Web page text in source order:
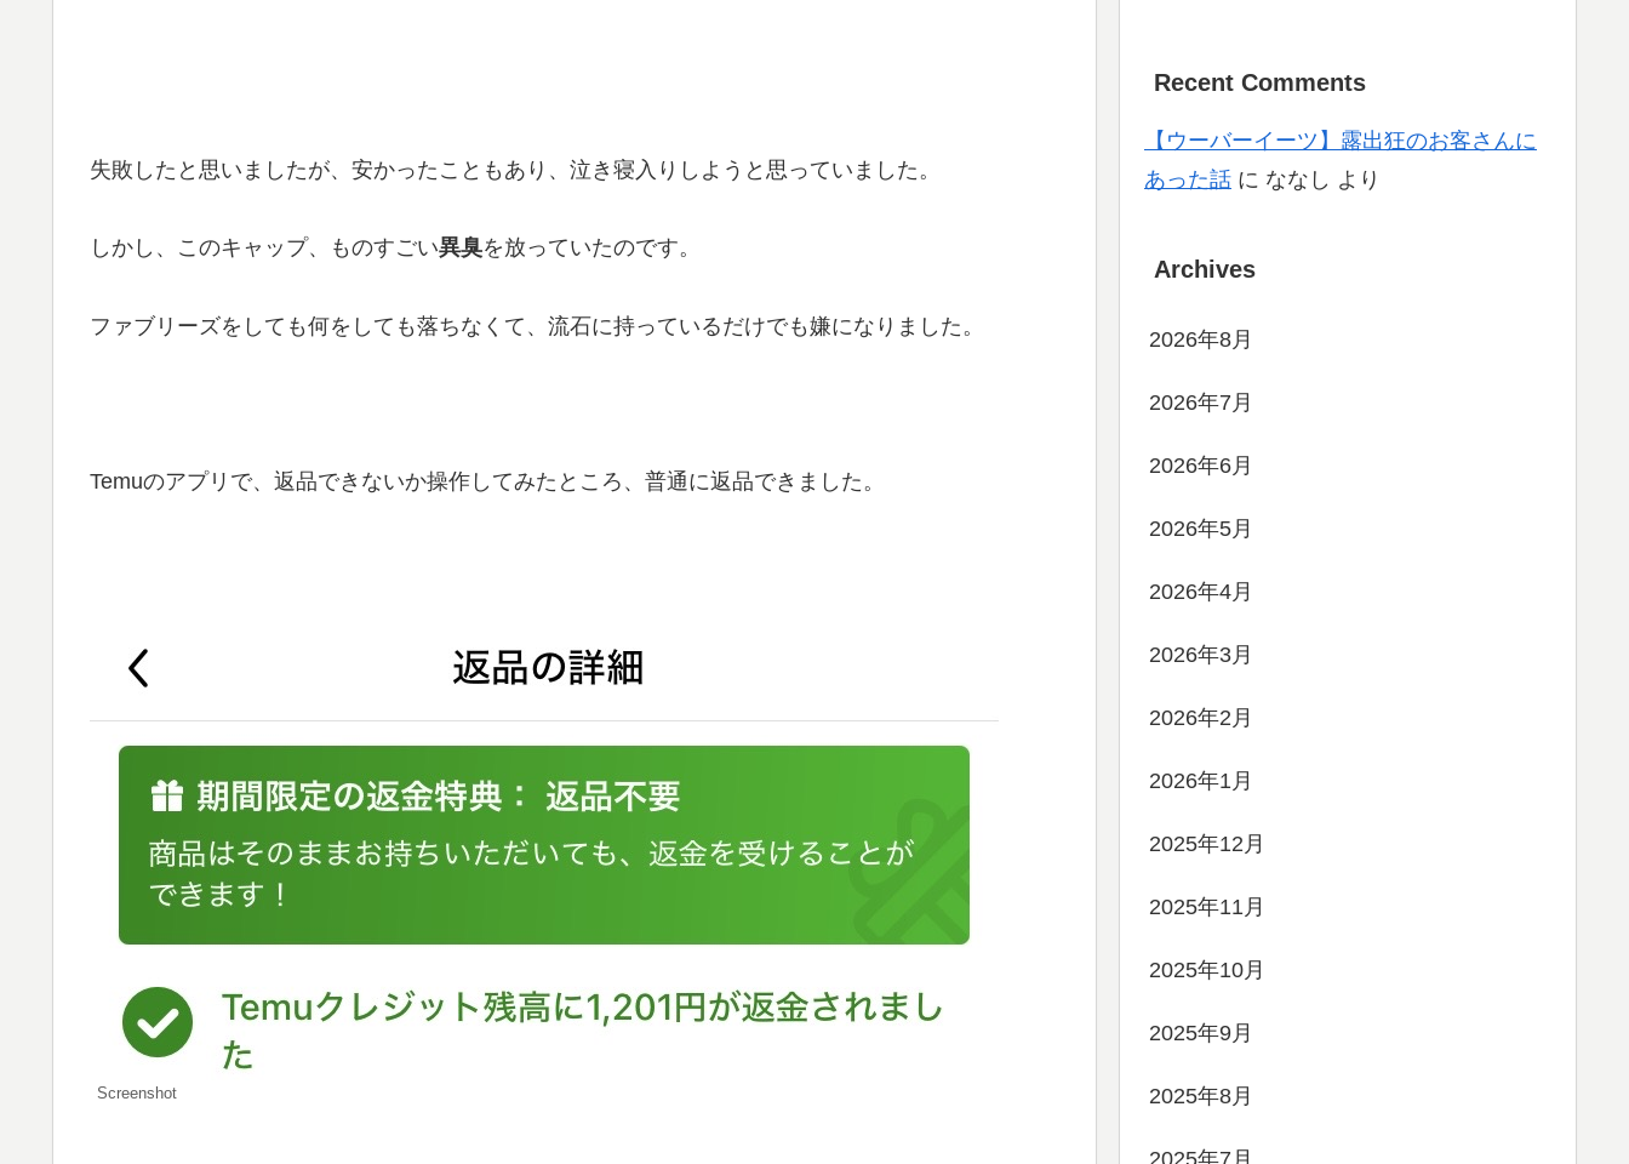
失敗したと思いましたが、安かったこともあり、泣き寝入りしようと思っていました。
しかし、このキャップ、ものすごい異臭を放っていたのです。
ファブリーズをしても何をしても落ちなくて、流石に持っているだけでも嫌になりました。
Temuのアプリで、返品できないか操作してみたところ、普通に返品できました。
Screenshot
Recent Comments
【ウーバーイーツ】露出狂のお客さんに
あった話 に ななし より
Archives
2026年8月
2026年7月
2026年6月
2026年5月
2026年4月
2026年3月
2026年2月
2026年1月
2025年12月
2025年11月
2025年10月
2025年9月
2025年8月